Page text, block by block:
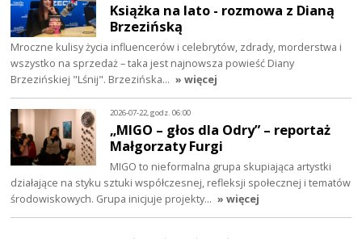
Książka na lato - rozmowa z Dianą
Brzezińską
Mroczne kulisy życia influencerów i celebrytów, zdrady, morderstwa i
wszystko na sprzedaż – taka jest najnowsza powieść Diany
Brzezińskiej "Lśnij". Brzezińska… » więcej
2026-07-22, godz. 06:00
„MIGO – głos dla Odry” – reportaż
Małgorzaty Furgi
MIGO to nieformalna grupa skupiająca artystki
działające na styku sztuki współczesnej, refleksji społecznej i tematów
środowiskowych. Grupa inicjuje projekty… » więcej